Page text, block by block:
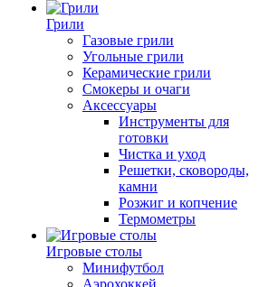
Грили
Газовые грили
Угольные грили
Керамические грили
Смокеры и очаги
Аксессуары
Инструменты для
готовки
Чистка и уход
Решетки, сковороды,
камни
Розжиг и копчение
Термометры
Игровые столы
Минифутбол
Аэрохоккей